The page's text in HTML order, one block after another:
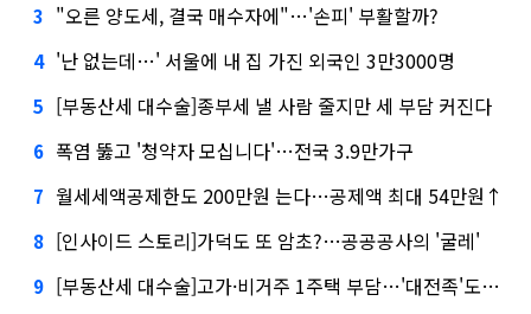
3 "오른 양도세, 결국 매수자에"…'손피' 부활할까?
4 '난 없는데…' 서울에 내 집 가진 외국인 3만3000명
5 [부동산세 대수술]종부세 낼 사람 줄지만 세 부담 커진다
6 폭염 뚫고 '청약자 모십니다'…전국 3.9만가구
7 월세세액공제한도 200만원 는다…공제액 최대 54만원↑
8 [인사이드 스토리]가덕도 또 암초?…공공공사의 '굴레'
9 [부동산세 대수술]고가·비거주 1주택 부담…'대전족'도 불똥